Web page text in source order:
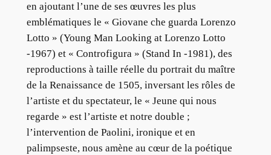
en ajoutant l’une de ses œuvres les plus
emblématiques le « Giovane che guarda Lorenzo
Lotto » (Young Man Looking at Lorenzo Lotto
-1967) et « Controfigura » (Stand In -1981), des
reproductions à taille réelle du portrait du maître
de la Renaissance de 1505, inversant les rôles de
l’artiste et du spectateur, le « Jeune qui nous
regarde » est l’artiste et notre double ;
l’intervention de Paolini, ironique et en
palimpseste, nous amène au cœur de la poétique